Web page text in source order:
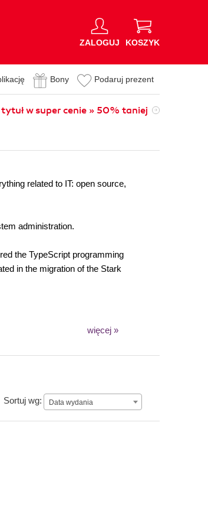
ZALOGUJ KOSZYK
Bony Podaruj prezent
tytuł w super cenie » 50% taniej
related to IT: open source,
administration.
the TypeScript programming
in the migration of the Stark
więcej »
Sortuj wg: Data wydania
Data wydania